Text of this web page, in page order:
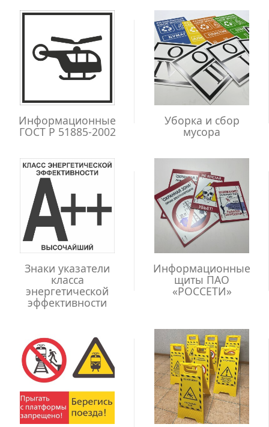
Информационные
ГОСТ Р 51885-2002
Уборка и сбор
мусора
Знаки указатели
класса
энергетической
эффективности
Информационные
щиты ПАО
«РОССЕТИ»